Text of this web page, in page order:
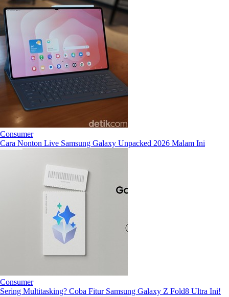
Consumer
Cara Nonton Live Samsung Galaxy Unpacked 2026 Malam Ini
Consumer
Sering Multitasking? Coba Fitur Samsung Galaxy Z Fold8 Ultra Ini!